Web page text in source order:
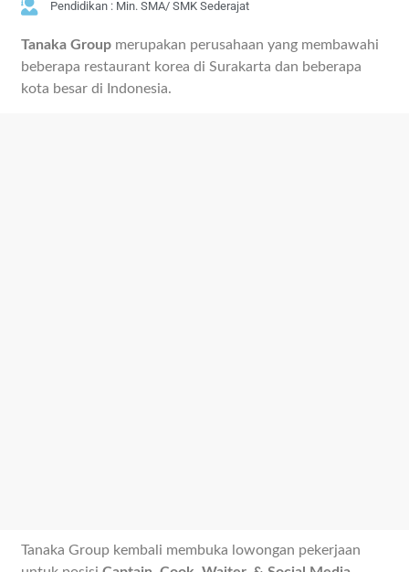
Pendidikan : Min. SMA/ SMK Sederajat
Tanaka Group merupakan perusahaan yang membawahi
beberapa restaurant korea di Surakarta dan beberapa
kota besar di Indonesia.
Tanaka Group kembali membuka lowongan pekerjaan